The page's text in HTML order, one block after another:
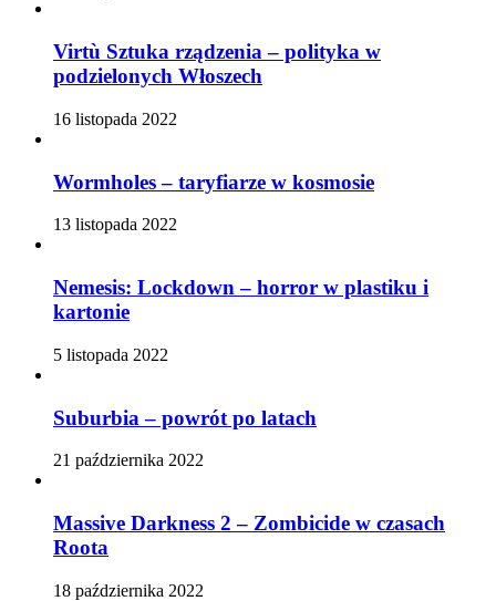
Virtù Sztuka rządzenia – polityka w
podzielonych Włoszech
16 listopada 2022
Wormholes – taryfiarze w kosmosie
13 listopada 2022
Nemesis: Lockdown – horror w plastiku i
kartonie
5 listopada 2022
Suburbia – powrót po latach
21 października 2022
Massive Darkness 2 – Zombicide w czasach
Roota
18 października 2022